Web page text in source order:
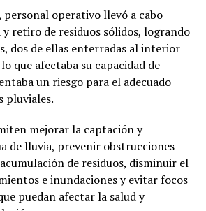
operativo llevó a cabo
retiro de residuos sólidos, logrando
dos de ellas enterradas al interior
que afectaba su capacidad de
un riesgo para el adecuado
pluviales.
mejorar la captación y
de lluvia, prevenir obstrucciones
de residuos, disminuir el
e inundaciones y evitar focos
puedan afectar la salud y